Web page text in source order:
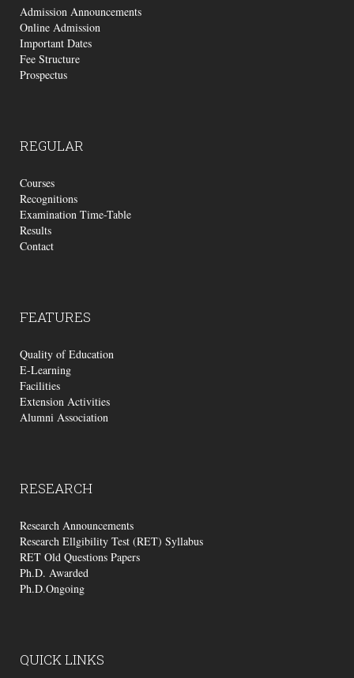
Admission Announcements
Online Admission
Important Dates
Fee Structure
Prospectus
REGULAR
Courses
Recognitions
Examination Time-Table
Results
Contact
FEATURES
Quality of Education
E-Learning
Facilities
Extension Activities
Alumni Association
RESEARCH
Research Announcements
Research Ellgibility Test (RET) Syllabus
RET Old Questions Papers
Ph.D. Awarded
Ph.D.Ongoing
QUICKLINKS